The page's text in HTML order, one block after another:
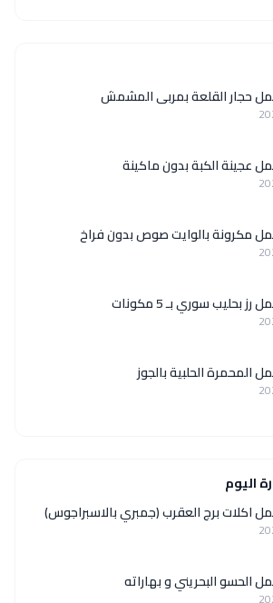
حجار القلعة بمربى المشمش
عجينة الكبة بدون ماكينة
مكرونة بالوايت صوص بدون فراخ
بحليب سوري بـ 5 مكونات
المحمرة الحلبية بالجوز
اليوم
اكلات برج العقرب (جمبري بالاسبراجوس)
الحسو البحريني و بهاراته